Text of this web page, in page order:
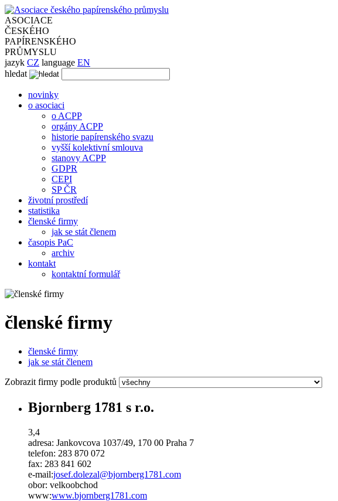
ASOCIACE
ČESKÉHO
PAPÍRENSKÉHO
PRŮMYSLU
jazyk CZ language EN
hledat
novinky
o asociaci
o ACPP
orgány ACPP
historie papírenského svazu
vyšší kolektivní smlouva
stanovy ACPP
GDPR
CEPI
SP ČR
životní prostředí
statistika
členské firmy
jak se stát členem
časopis PaC
archiv
kontakt
kontaktní formulář
členské firmy
členské firmy
jak se stát členem
Zobrazit firmy podle produktů
Bjornberg 1781 s r.o.
3,4
adresa: Jankovcova 1037/49, 170 00 Praha 7
telefon: 283 870 072
fax: 283 841 602
e-mail:josef.dolezal@bjornberg1781 .com
obor: velkoobchod
www:www.bjornberg1781.com